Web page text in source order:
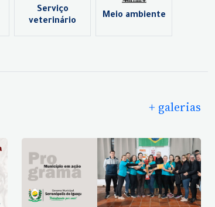
Serviço
veterinário
Meio ambiente
+ galerias